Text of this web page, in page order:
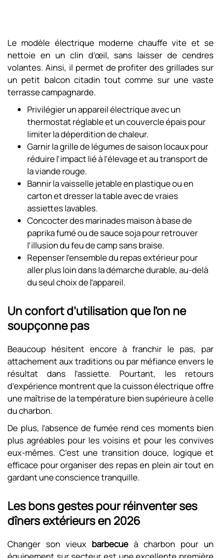
Le modèle électrique moderne chauffe vite et se
nettoie en un clin d’œil, sans laisser de cendres
volantes. Ainsi, il permet de profiter des grillades sur
un petit balcon citadin tout comme sur une vaste
terrasse campagnarde.
Privilégier un appareil électrique avec un
thermostat réglable et un couvercle épais pour
limiter la déperdition de chaleur.
Garnir la grille de légumes de saison locaux pour
réduire l’impact lié à l’élevage et au transport de
la viande rouge.
Bannir la vaisselle jetable en plastique ou en
carton et dresser la table avec de vraies
assiettes lavables.
Concocter des marinades maison à base de
paprika fumé ou de sauce soja pour retrouver
l’illusion du feu de camp sans braise.
Repenser l’ensemble du repas extérieur pour
aller plus loin dans la démarche durable, au-delà
du seul choix de l’appareil.
Un confort d’utilisation que l’on ne
soupçonne pas
Beaucoup hésitent encore à franchir le pas, par
attachement aux traditions ou par méfiance envers le
résultat dans l’assiette. Pourtant, les retours
d’expérience montrent que la cuisson électrique offre
une maîtrise de la température bien supérieure à celle
du charbon.
De plus, l’absence de fumée rend ces moments bien
plus agréables pour les voisins et pour les convives
eux-mêmes. C’est une transition douce, logique et
efficace pour organiser des repas en plein air tout en
gardant une conscience tranquille.
Les bons gestes pour réinventer ses
dîners extérieurs en 2026
Changer son vieux barbecue à charbon pour un